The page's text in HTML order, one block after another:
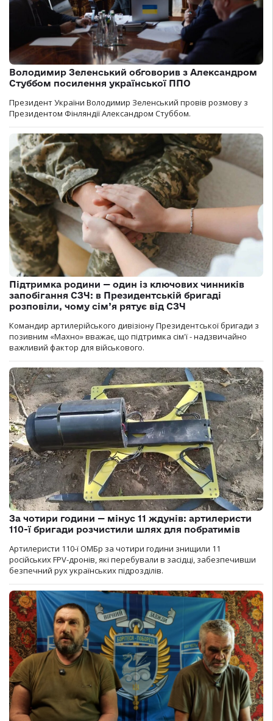
Володимир Зеленський обговорив з Александром
Стуббом посилення української ППО
Президент України Володимир Зеленський провів розмову з
Президентом Фінляндії Александром Стуббом.
Підтримка родини — один із ключових чинників
запобігання СЗЧ: в Президентській бригаді
розповіли, чому сім’я рятує від СЗЧ
Командир артилерійського дивізіону Президентської бригади з
позивним «Махно» вважає, що підтримка сім'ї - надзвичайно
важливий фактор для військового.
За чотири години — мінус 11 ждунів: артилеристи
110-ї бригади розчистили шлях для побратимів
Артилеристи 110-ї ОМБр за чотири години знищили 11
російських FPV-дронів, які перебували в засідці, забезпечивши
безпечний рух українських підрозділів.